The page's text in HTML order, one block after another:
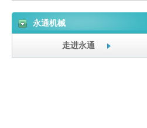
永通机械
走进永通